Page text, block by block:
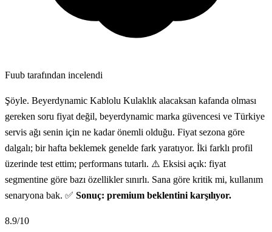
Fuub tarafından incelendi
Şöyle. Beyerdynamic Kablolu Kulaklık alacaksan kafanda olması
gereken soru fiyat değil, beyerdynamic marka güvencesi ve Türkiye
servis ağı senin için ne kadar önemli olduğu. Fiyat sezona göre
dalgalı; bir hafta beklemek genelde fark yaratıyor. İki farklı profil
üzerinde test ettim; performans tutarlı. ⚠️ Eksisi açık: fiyat
segmentine göre bazı özellikler sınırlı. Sana göre kritik mi, kullanım
senaryona bak. ✅ Sonuç: premium beklentini karşılıyor.
8.9/10